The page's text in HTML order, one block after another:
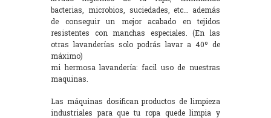
bacterias, microbios, suciedades, etc… además
de conseguir un mejor acabado en tejidos
resistentes con manchas especiales. (En las
otras lavanderías solo podrás lavar a 40º de
máximo)
mi hermosa lavandería: facil uso de nuestras
maquinas.
Las máquinas dosifican productos de limpieza
industriales para que tu ropa quede limpia y